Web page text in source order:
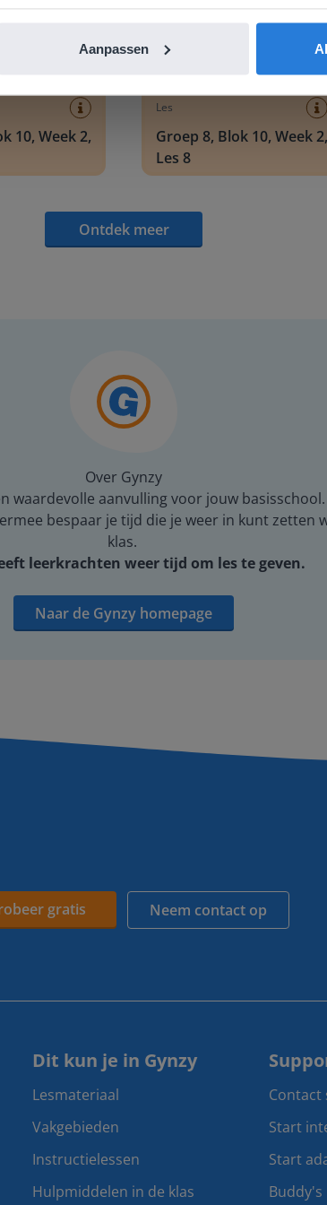
Aanpassen
10, Week 2,
Les
Groep 8, Blok 10, Week 2,
Les 8
Ontdek meer
Over Gynzy
waardevolle aanvulling voor jouw
bespaar je tijd die je weer in kunt zetten
klas.
leerkrachten weer tijd om les te geven.
Naar de Gynzy homepage
gratis Neem contact op
Dit kun je in Gynzy
Lesmateriaal
Vakgebieden
Instructielessen
Hulpmiddelen in de klas
Start
Start
Buddy's